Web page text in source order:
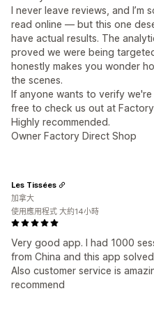
I never leave reviews, and I’m
read online — but this one
have actual results. The
proved we were being
honestly makes you wonder
the scenes.
If anyone wants to verify
free to check us out at
Highly recommended.
Owner Factory Direct Shop
Very good app. I had 1000
from China and this app
Also customer service is
recommend
Les Tissées
加拿大
使用應用程式 大約14小時